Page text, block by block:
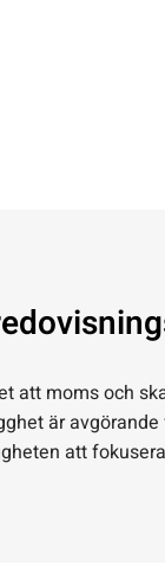
att moms och
är
att